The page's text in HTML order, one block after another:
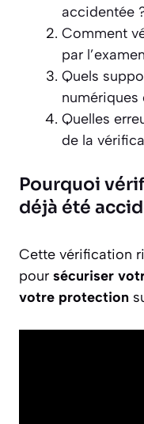
accidentée
Comment
par
Quels
numériques
Quelles
de la
Pourquoi
déjà été
Cette vérification
pour sécuriser
votre protection